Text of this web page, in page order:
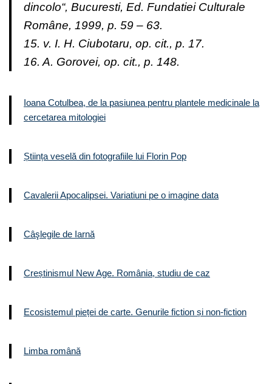
dincolo“, Bucuresti, Ed. Fundatiei Culturale
Române, 1999, p. 59 – 63.
15. v. I. H. Ciubotaru, op. cit., p. 17.
16. A. Gorovei, op. cit., p. 148.
Ioana Cotulbea, de la pasiunea pentru plantele medicinale la
cercetarea mitologiei
Știința veselă din fotografiile lui Florin Pop
Cavalerii Apocalipsei. Variatiuni pe o imagine data
Câşlegile de Iarnă
Creștinismul New Age. România, studiu de caz
Ecosistemul pieței de carte. Genurile fiction și non-fiction
Limba română